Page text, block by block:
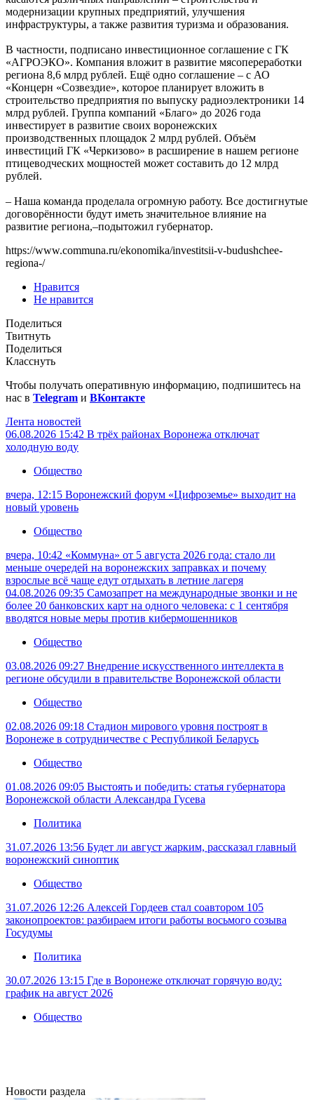
модернизации крупных предприятий, улучшения
инфраструктуры, а также развития туризма и образования.
В частности, подписано инвестиционное соглашение с ГК
«АГРОЭКО». Компания вложит в развитие мясопереработки
региона 8,6 млрд рублей. Ещё одно соглашение – с АО
«Концерн «Созвездие», которое планирует вложить в
строительство предприятия по выпуску радиоэлектроники 14
млрд рублей. Группа компаний «Благо» до 2026 года
инвестирует в развитие своих воронежских
производственных площадок 2 млрд рублей. Объём
инвестиций ГК «Черкизово» в расширение в нашем регионе
птицеводческих мощностей может составить до 12 млрд
рублей.
– Наша команда проделала огромную работу. Все достигнутые
договорённости будут иметь значительное влияние на
развитие региона,–подытожил губернатор.
https://www.communa.ru/ekonomika/investitsii-v-budushchee-
regiona-/
Нравится
Не нравится
Поделиться
Твитнуть
Поделиться
Класснуть
Чтобы получать оперативную информацию, подпишитесь на
нас в Telegram и ВКонтакте
Лента новостей
06.08.2026 15:42 В трёх районах Воронежа отключат
холодную воду
Общество
вчера, 12:15 Воронежский форум «Цифроземье» выходит на
новый уровень
Общество
вчера, 10:42 «Коммуна» от 5 августа 2026 года: стало ли
меньше очередей на воронежских заправках и почему
взрослые всё чаще едут отдыхать в летние лагеря
04.08.2026 09:35 Самозапрет на международные звонки и не
более 20 банковских карт на одного человека: с 1 сентября
вводятся новые меры против кибермошенников
Общество
03.08.2026 09:27 Внедрение искусственного интеллекта в
регионе обсудили в правительстве Воронежской области
Общество
02.08.2026 09:18 Стадион мирового уровня построят в
Воронеже в сотрудничестве с Республикой Беларусь
Общество
01.08.2026 09:05 Выстоять и победить: статья губернатора
Воронежской области Александра Гусева
Политика
31.07.2026 13:56 Будет ли август жарким, рассказал главный
воронежский синоптик
Общество
31.07.2026 12:26 Алексей Гордеев стал соавтором 105
законопроектов: разбираем итоги работы восьмого созыва
Госудумы
Политика
30.07.2026 13:15 Где в Воронеже отключат горячую воду:
график на август 2026
Общество
Новости раздела